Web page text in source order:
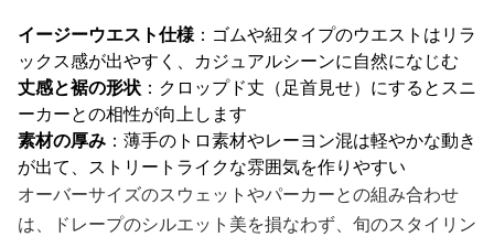
イージーウエスト仕様：ゴムや紐タイプのウエストはリラ
ックス感が出やすく、カジュアルシーンに自然になじむ
丈感と裾の形状 ：クロップド丈（足首見せ）にするとスニ
ーカーとの相性が向上します
素材の厚み ：薄手のトロ素材やレーヨン混は軽やかな動き
が出て、ストリートライクな雰囲気を作りやすい
オーバーサイズのスウェットやパーカーとの組み合わせ
は、ドレープのシルエット美を損なわず、旬のスタイリン